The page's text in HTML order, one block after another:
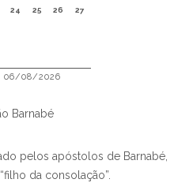
24 25 26 27
06/08/2026
pelos apóstolos de Barnabé,
da consolação”.